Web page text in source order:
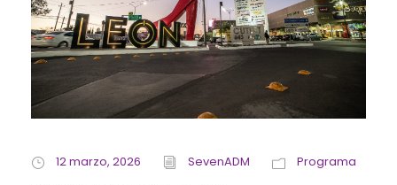
12 marzo, 2026 SevenADM Programa